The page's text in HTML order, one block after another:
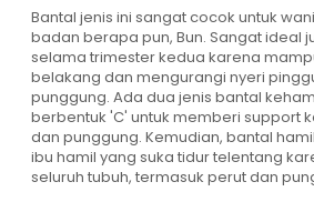
Bantal jenis ini sangat cocok untuk
badan berapa pun, Bun. Sangat ideal
selama trimester kedua karena
belakang dan mengurangi nyeri
punggung. Ada dua jenis bantal
berbentuk 'C' untuk memberi support
dan punggung. Kemudian, bantal
ibu hamil yang suka tidur telentang
seluruh tubuh, termasuk perut dan